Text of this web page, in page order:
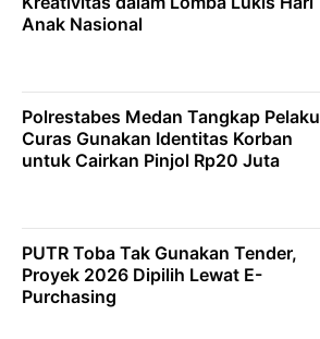
Anak Nasional
Polrestabes Medan Tangkap Pelaku
Curas Gunakan Identitas Korban
untuk Cairkan Pinjol Rp20 Juta
PUTR Toba Tak Gunakan Tender,
Proyek 2026 Dipilih Lewat E-
Purchasing